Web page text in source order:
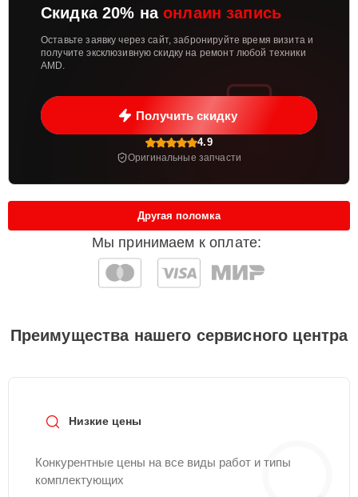
Скидка 20% наонлаин запись
Оставьте заявку через сайт, забронируйте время визита и
получите эксклюзивную скидку на ремонт любой техники
AMD.
Получить скидку
4.9
Оригинальные запчасти
Мы принимаем к оплате:
Другая поломка
Преимущества нашего сервисного центра
Низкие цены
Конкурентные цены на все виды работ и типы
комплектующих